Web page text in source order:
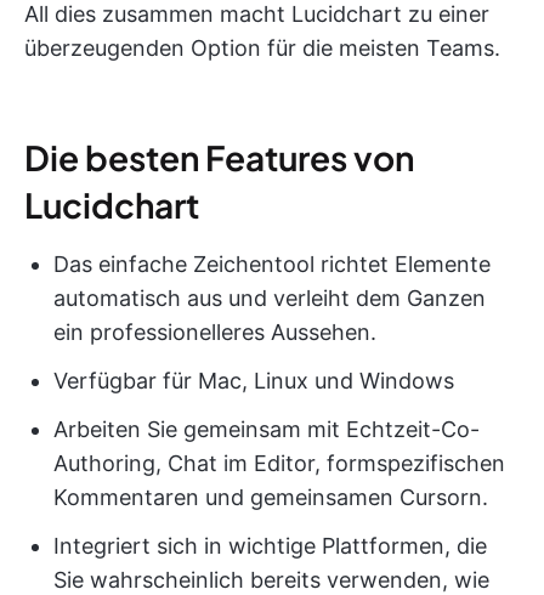
All dies zusammen macht Lucidchart zu einer
überzeugenden Option für die meisten Teams.
Die besten Features von
Lucidchart
Das einfache Zeichentool richtet Elemente
automatisch aus und verleiht dem Ganzen
ein professionelleres Aussehen.
Verfügbar für Mac, Linux und Windows
Arbeiten Sie gemeinsam mit Echtzeit-Co-
Authoring, Chat im Editor, formspezifischen
Kommentaren und gemeinsamen Cursorn.
Integriert sich in wichtige Plattformen, die
Sie wahrscheinlich bereits verwenden, wie